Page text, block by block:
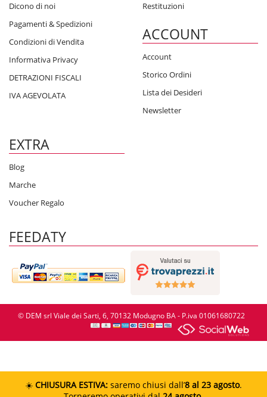
Dicono di noi
Pagamenti & Spedizioni
Condizioni di Vendita
Informativa Privacy
DETRAZIONI FISCALI
IVA AGEVOLATA
Restituzioni
ACCOUNT
Account
Storico Ordini
Lista dei Desideri
Newsletter
EXTRA
Blog
Marche
Voucher Regalo
FEEDATY
© DEM srl Viale dei Sarti, 6, 70132 Modugno BA - P.iva 01061680722
☀️ CHIUSURA ESTIVA: saremo chiusi dall’8 al 23 agosto.